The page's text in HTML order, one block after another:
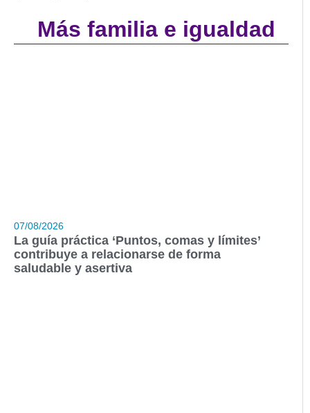
Más familia e igualdad
07/08/2026
La guía práctica ‘Puntos, comas y límites’
contribuye a relacionarse de forma
saludable y asertiva